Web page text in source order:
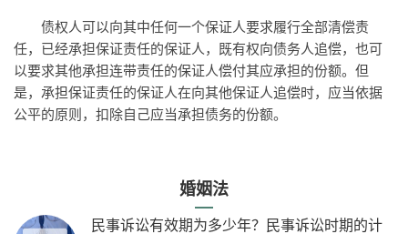
债权人可以向其中任何一个保证人要求履行全部清偿责
任，已经承担保证责任的保证人，既有权向债务人追偿，也可
以要求其他承担连带责任的保证人偿付其应承担的份额。但
是，承担保证责任的保证人在向其他保证人追偿时，应当依据
公平的原则，扣除自己应当承担债务的份额。
婚姻法
民事诉讼有效期为多少年？民事诉讼时期的计